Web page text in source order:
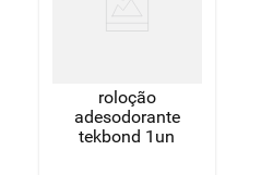
roloção
adesodorante
tekbond 1un